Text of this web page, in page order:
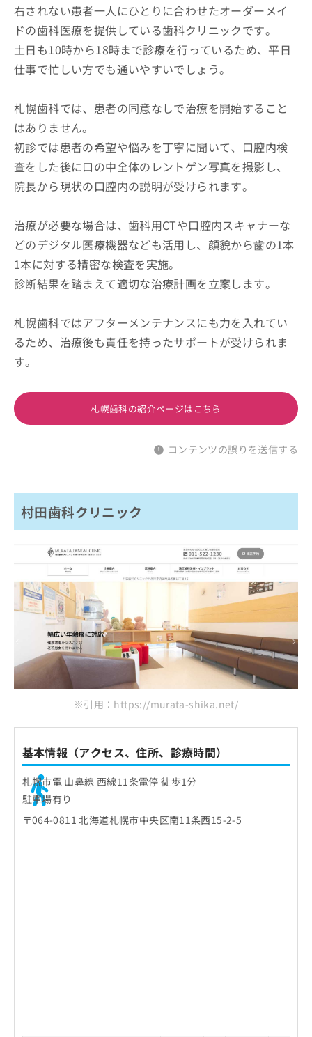
右されない患者一人にひとりに合わせたオーダーメイ
ドの歯科医療を提供している歯科クリニックです。
土日も10時から18時まで診療を行っているため、平日
仕事で忙しい方でも通いやすいでしょう。
札幌歯科では、患者の同意なしで治療を開始すること
はありません。
初診では患者の希望や悩みを丁寧に聞いて、口腔内検
査をした後に口の中全体のレントゲン写真を撮影し、
院長から現状の口腔内の説明が受けられます。
治療が必要な場合は、歯科用CTや口腔内スキャナーな
どのデジタル医療機器なども活用し、顔貌から⻭の1本
1本に対する精密な検査を実施。
診断結果を踏まえて適切な治療計画を立案します。
札幌歯科ではアフターメンテナンスにも力を入れてい
るため、治療後も責任を持ったサポートが受けられま
す。
札幌歯科の紹介ページはこちら
コンテンツの誤りを送信する
村田歯科クリニック
※引用：https://murata-shika.net/
基本情報（アクセス、住所、診療時間）
札幌市電 山鼻線 西線11条電停 徒歩1分
駐車場有り
〒064-0811 北海道札幌市中央区南11条西15-2-5